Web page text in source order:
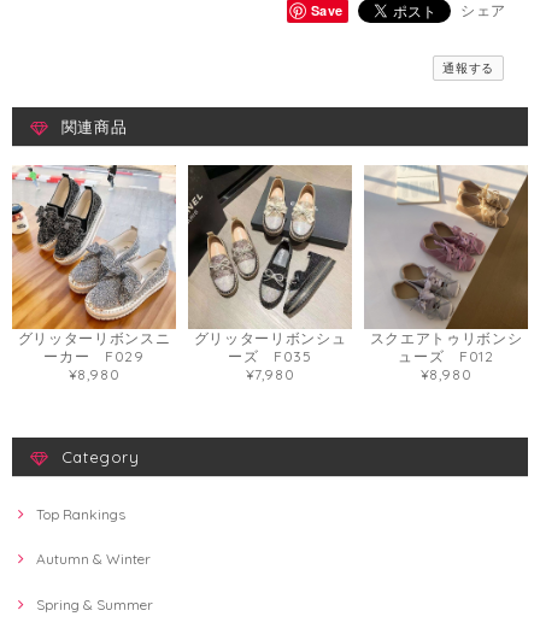
Save シェア
通報する
関連商品
グリッターリボンスニ
ーカー F029
¥8,980
グリッターリボンシュ
ーズ F035
¥7,980
スクエアトゥリボンシ
ューズ F012
¥8,980
Category
Top Rankings
Autumn & Winter
Spring & Summer